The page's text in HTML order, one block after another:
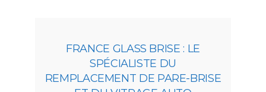
FRANCE GLASS BRISE : LE
SPÉCIALISTE DU
REMPLACEMENT DE PARE-BRISE